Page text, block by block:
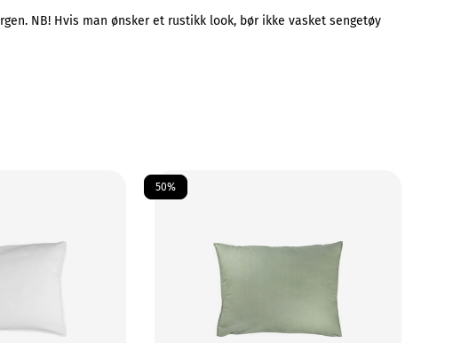
NB! Hvis man ønsker et rustikk look, bør ikke vasket sengetøy
50%